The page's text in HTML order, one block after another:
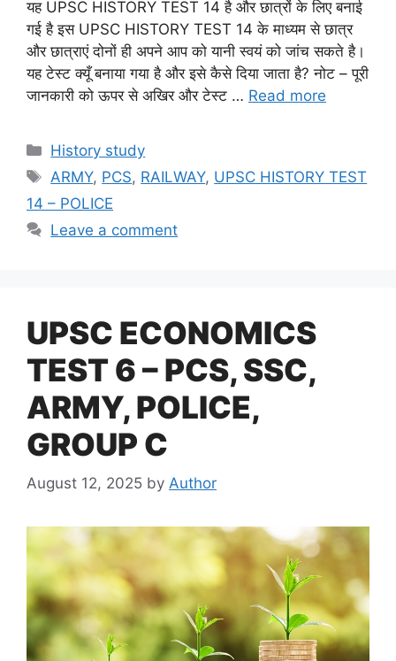
यह UPSC HISTORY TEST 14 है और छात्रों के लिए बनाई
गई है इस UPSC HISTORY TEST 14 के माध्यम से छात्र
और छात्राएं दोनों ही अपने आप को यानी स्वयं को जांच सकते है।
यह टेस्ट क्यूँ बनाया गया है और इसे कैसे दिया जाता है? नोट – पूरी
जानकारी को ऊपर से अखिर और टेस्ट … Read more
Categories
History study
Tags
ARMY, PCS, RAILWAY, UPSC HISTORY TEST
14 – POLICE
Leave a comment
UPSC ECONOMICS
TEST 6 – PCS, SSC,
ARMY, POLICE,
GROUP C
August 12, 2025 by Author